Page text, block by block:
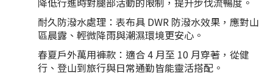
耐久防潑水處理：表布具 DWR 防潑水效果，應對山
區晨露、輕微降雨與潮濕環境更安心。
春夏戶外萬用褲款：適合 4 月至 10 月穿著，從健
行、登山到旅行與日常通勤皆能靈活搭配。